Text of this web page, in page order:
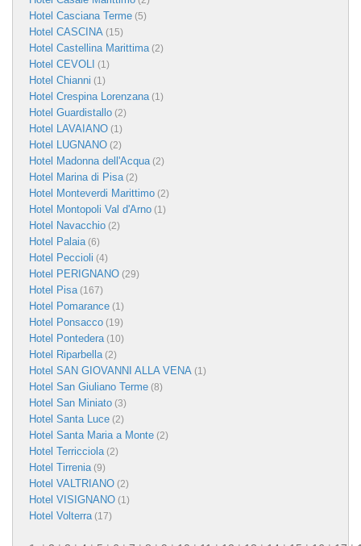
Hotel Casciana Terme (5)
Hotel CASCINA (15)
Hotel Castellina Marittima(2)
Hotel CEVOLI (1)
Hotel Chianni (1)
Hotel Crespina Lorenzana(1)
Hotel Guardistallo (2)
Hotel LAVAIANO (1)
Hotel LUGNANO (2)
Hotel Madonna dell'Acqua(2)
Hotel Marina di Pisa(2)
Hotel Monteverdi Marittimo (2)
Hotel Montopoli Val d'Arno (1)
Hotel Navacchio (2)
Hotel Palaia(6)
Hotel Peccioli (4)
Hotel PERIGNANO (29)
Hotel Pisa(167)
Hotel Pomarance (1)
Hotel Ponsacco (19)
Hotel Pontedera(10)
Hotel Riparbella(2)
Hotel SAN GIOVANNI ALLA VENA (1)
Hotel San Giuliano Terme (8)
Hotel San Miniato (3)
Hotel Santa Luce (2)
Hotel Santa Maria a Monte (2)
Hotel Terricciola(2)
Hotel Tirrenia(9)
Hotel VALTRIANO (2)
Hotel VISIGNANO (1)
Hotel Volterra(17)